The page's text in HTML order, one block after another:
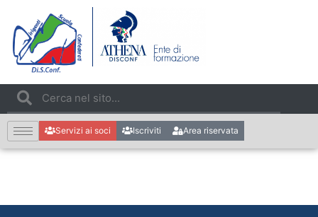
Servizi ai soci Iscriviti Area riservata